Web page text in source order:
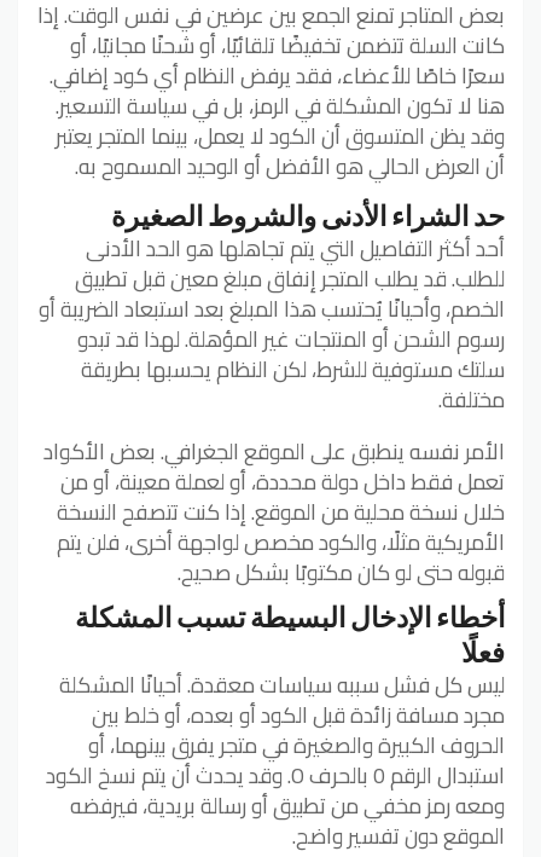
بعض المتاجر تمنع الجمع بين عرضين في نفس الوقت. إذا
كانت السلة تتضمن تخفيضًا تلقائيًا، أو شحنًا مجانيًا، أو
سعرًا خاصًا للأعضاء، فقد يرفض النظام أي كود إضافي.
هنا لا تكون المشكلة في الرمز، بل في سياسة التسعير.
وقد يظن المتسوق أن الكود لا يعمل، بينما المتجر يعتبر
أن العرض الحالي هو الأفضل أو الوحيد المسموح به.
حد الشراء الأدنى والشروط الصغيرة
أحد أكثر التفاصيل التي يتم تجاهلها هو الحد الأدنى
للطلب. قد يطلب المتجر إنفاق مبلغ معين قبل تطبيق
الخصم، وأحيانًا يُحتسب هذا المبلغ بعد استبعاد الضريبة أو
رسوم الشحن أو المنتجات غير المؤهلة. لهذا قد تبدو
سلتك مستوفية للشرط، لكن النظام يحسبها بطريقة
مختلفة.
الأمر نفسه ينطبق على الموقع الجغرافي. بعض الأكواد
تعمل فقط داخل دولة محددة، أو لعملة معينة، أو من
خلال نسخة محلية من الموقع. إذا كنت تتصفح النسخة
الأمريكية مثلًا، والكود مخصص لواجهة أخرى، فلن يتم
قبوله حتى لو كان مكتوبًا بشكل صحيح.
أخطاء الإدخال البسيطة تسبب المشكلة
فعلًا
ليس كل فشل سببه سياسات معقدة. أحيانًا المشكلة
مجرد مسافة زائدة قبل الكود أو بعده، أو خلط بين
الحروف الكبيرة والصغيرة في متجر يفرق بينهما، أو
استبدال الرقم 0 بالحرف O. وقد يحدث أن يتم نسخ الكود
ومعه رمز مخفي من تطبيق أو رسالة بريدية، فيرفضه
الموقع دون تفسير واضح.